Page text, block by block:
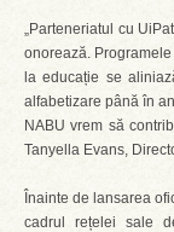
„Parteneriatul cu
onorează.
la educație se
alfabetizare până în
NABU vrem să
Tanyella Evans,
Înainte de lansarea
cadrul rețelei sale